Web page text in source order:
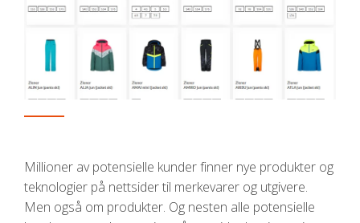
Millioner av potensielle kunder finner nye produkter og
teknologier på nettsider til merkevarer og utgivere.
Men også om produkter. Og nesten alle potensielle